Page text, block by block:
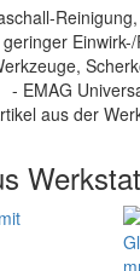
EMAG
aus der